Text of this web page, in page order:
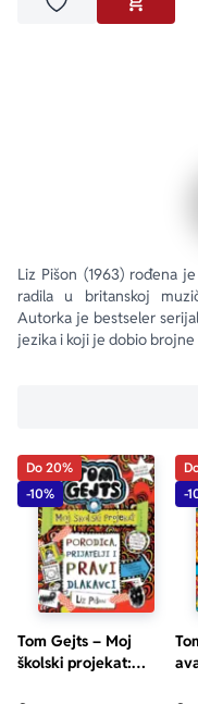
Dodaj u omiljene
DODAJ
Liz Pišon (1963) rođena
radila u britanskoj
Autorka je bestseler
jezika i koji je dobio
Do 20%
-10%
Tom Gejts – Moj
školski projekat:
-